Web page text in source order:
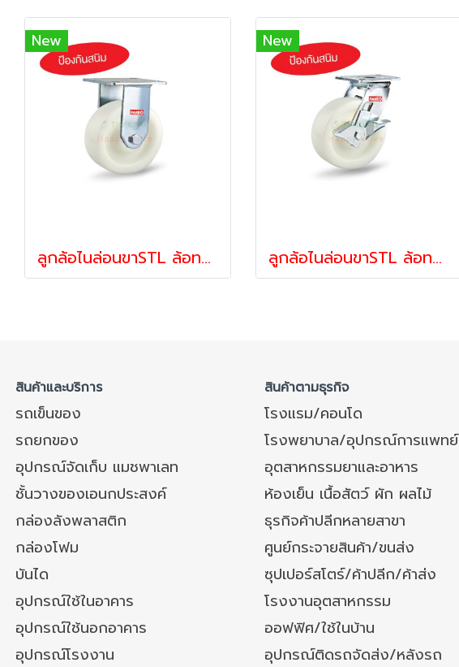
New
ลูกล้อไนล่อนขาSTL ล้อทนเย็น ลูกล้อรถเข็น ล้อสแตนเลส รับน้ำหนัก 270-675 กก.แป้นตาย STLรุ่น MAX ยี่ห้อ PAREO
New
ลูกล้อไนล่อนขาSTL ล้อทนเย็น ล้อสแตนเลส ล้อรถเข็นของ รับน้ำหนัก 270-675 กก.แป้นเบรก STLรุ่น MAX ยี่ห้อ PAREO
สินค้าและบริการ สินค้าตามธุรกิจ
รถเข็นของ โรงแรม/คอนโด
รถยกของ โรงพยาบาล/อุปกรณ์การแพทย์
อุปกรณ์จัดเก็บ แมชพาเลท อุตสาหกรรมยาและอาหาร
ชั้นวางของเอนกประสงค์ ห้องเย็น เนื้อสัตว์ ผัก ผลไม้
กล่องลังพลาสติก ธุรกิจค้าปลีกหลายสาขา
กล่องโฟม ศูนย์กระจายสินค้า/ขนส่ง
บันได
ซุปเปอร์สโตร์/ค้าปลีก/ค้าส่ง
อุปกรณ์ใช้ในอาคาร
โรงงานอุตสาหกรรม
อุปกรณ์ใช้นอกอาคาร
ออฟฟิศ/ใช้ในบ้าน
อุปกรณ์โรงงาน
อุปกรณ์ติดรถจัดส่ง/หลังรถ